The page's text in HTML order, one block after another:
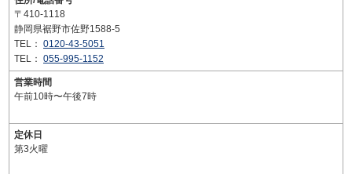
〒410-1118
静岡県裾野市佐野1588-5
TEL： 0120-43-5051
TEL： 055-995-1152
営業時間
午前10時〜午後7時
定休日
第3火曜